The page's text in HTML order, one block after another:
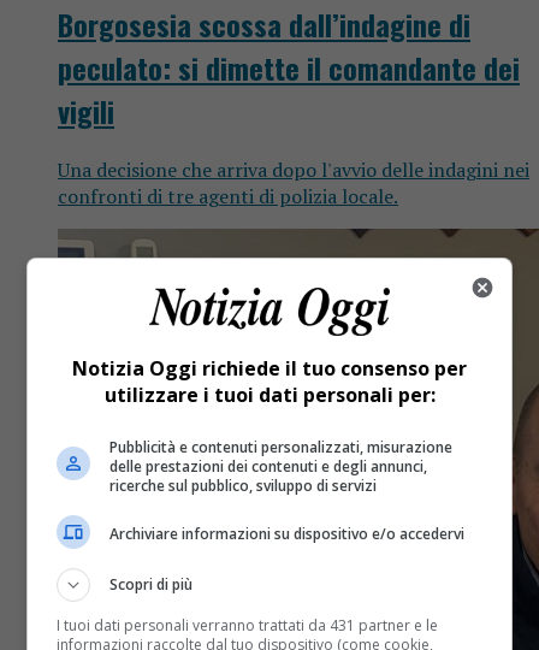
Borgosesia scossa dall’indagine di
peculato: si dimette il comandante dei
vigili
Una decisione che arriva dopo l'avvio delle indagini nei
confronti di tre agenti di polizia locale.
Notizia Oggi richiede il tuo consenso per
utilizzare i tuoi dati personali per:
Pubblicità e contenuti personalizzati, misurazione
delle prestazioni dei contenuti e degli annunci,
ricerche sul pubblico, sviluppo di servizi
Archiviare informazioni su dispositivo e/o accedervi
Scopri di più
I tuoi dati personali verranno trattati da 431 partner e le
informazioni raccolte dal tuo dispositivo (come cookie,